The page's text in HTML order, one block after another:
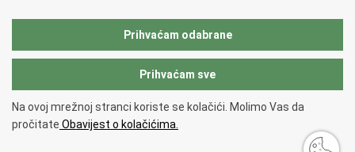
Hrvatski Sabor
Copyright © 2026 Ministarstvo obrane Republike Hrvatske.
korištenja.
Prihvaćam odabrane
Prihvaćam sve
Na ovoj mrežnoj stranci koriste se kolačići. Molimo Vas da
pročitate Obavijest o kolačićima.